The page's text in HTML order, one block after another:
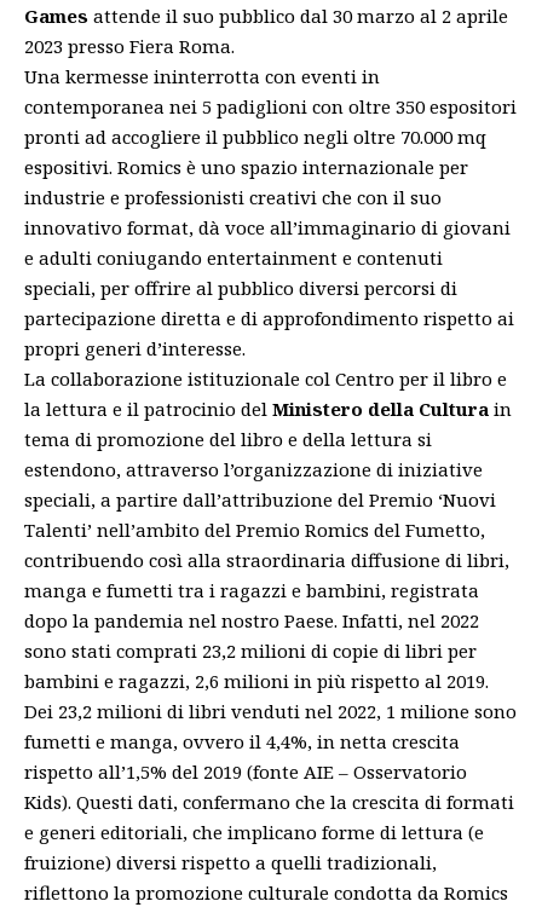
Games attende il suo pubblico dal 30 marzo al 2 aprile
2023 presso Fiera Roma.
Una kermesse ininterrotta con eventi in
contemporanea nei 5 padiglioni con oltre 350 espositori
pronti ad accogliere il pubblico negli oltre 70.000 mq
espositivi. Romics è uno spazio internazionale per
industrie e professionisti creativi che con il suo
innovativo format, dà voce all’immaginario di giovani
e adulti coniugando entertainment e contenuti
speciali, per offrire al pubblico diversi percorsi di
partecipazione diretta e di approfondimento rispetto ai
propri generi d’interesse.
La collaborazione istituzionale col Centro per il libro e
la lettura e il patrocinio del Ministero della Cultura in
tema di promozione del libro e della lettura si
estendono, attraverso l’organizzazione di iniziative
speciali, a partire dall’attribuzione del Premio ‘Nuovi
Talenti’ nell’ambito del Premio Romics del Fumetto,
contribuendo così alla straordinaria diffusione di libri,
manga e fumetti tra i ragazzi e bambini, registrata
dopo la pandemia nel nostro Paese. Infatti, nel 2022
sono stati comprati 23,2 milioni di copie di libri per
bambini e ragazzi, 2,6 milioni in più rispetto al 2019.
Dei 23,2 milioni di libri venduti nel 2022, 1 milione sono
fumetti e manga, ovvero il 4,4%, in netta crescita
rispetto all’1,5% del 2019 (fonte AIE – Osservatorio
Kids). Questi dati, confermano che la crescita di formati
e generi editoriali, che implicano forme di lettura (e
fruizione) diversi rispetto a quelli tradizionali,
riflettono la promozione culturale condotta da Romics